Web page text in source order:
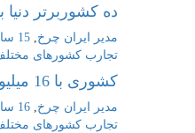
ده کشوربرتر دنیا
مدیر ایران چرخ, 15 سال قبل
تجارب کشورهای
کشوری با 16 میلیون جمعیت و 13 میلیون دوچرخه
مدیر ایران چرخ, 16 سال قبل
تجارب کشورهای